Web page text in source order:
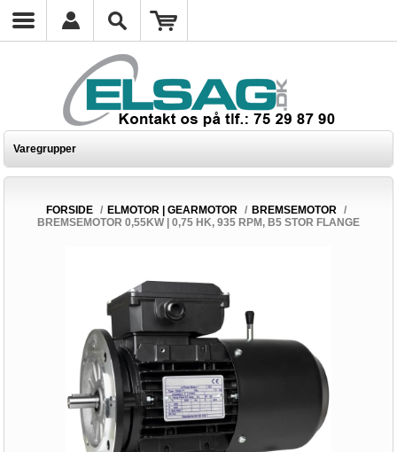
Varegrupper
FORSIDE / ELMOTOR | GEARMOTOR / BREMSEMOTOR /
BREMSEMOTOR 0,55KW | 0,75 HK, 935 RPM, B5 STOR FLANGE